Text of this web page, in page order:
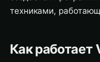
техниками,
Как работает